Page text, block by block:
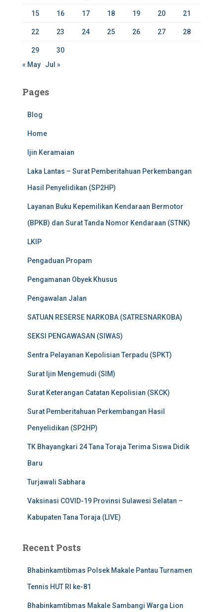
15 16 17 18 19 20 21
22 23 24 25 26 27 28
29
30
« May
Jul »
Pages
Blog
Home
Ijin Keramaian
Laka Lantas – Surat Pemberitahuan Perkembangan
Hasil Penyelidikan (SP2HP)
Layanan Buku Kepemilikan Kendaraan Bermotor
(BPKB) dan Surat Tanda Nomor Kendaraan (STNK)
LKIP
Pengaduan Propam
Pengamanan Obyek Khusus
Pengawalan Jalan
SATUAN RESERSE NARKOBA (SATRESNARKOBA)
SEKSI PENGAWASAN (SIWAS)
Sentra Pelayanan Kepolisian Terpadu (SPKT)
Surat Ijin Mengemudi (SIM)
Surat Keterangan Catatan Kepolisian (SKCK)
Surat Pemberitahuan Perkembangan Hasil
Penyelidikan (SP2HP)
TK Bhayangkari 24 Tana Toraja Terima Siswa Didik
Baru
Turjawali Sabhara
Vaksinasi COVID-19 Provinsi Sulawesi Selatan –
Kabupaten Tana Toraja (LIVE)
Recent Posts
Bhabinkamtibmas Polsek Makale Pantau Turnamen
Tennis HUT RI ke-81
Bhabinkamtibmas Makale Sambangi Warga Lion